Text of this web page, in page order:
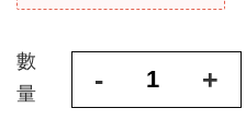
數
量
- +